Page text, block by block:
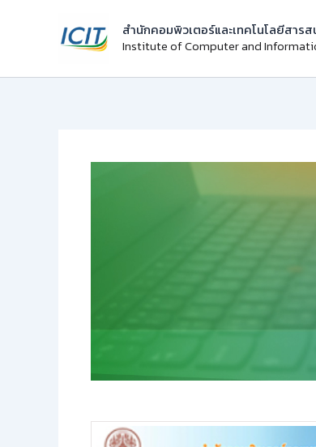
สำนักคอมพิวเตอร์และเทคโนโลยีสาร
Institute of Computer and